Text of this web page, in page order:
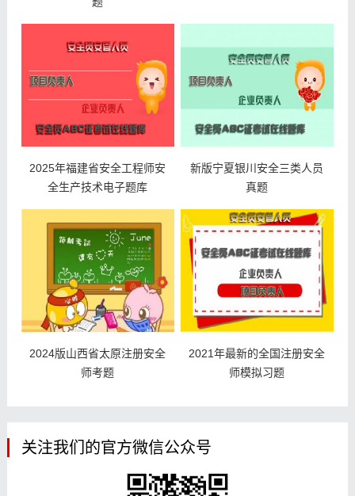
2025年福建省安全工程师安
全生产技术电子题库
新版宁夏银川安全三类人员
真题
2024版山西省太原注册安全
师考题
2021年最新的全国注册安全
师模拟习题
关注我们的官方微信公众号